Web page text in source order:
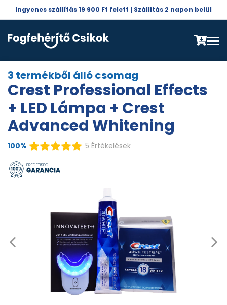
Ingyenes szállítás 19 900 Ft felett | Szállítás 2 napon belül
3 termékből álló csomag
Crest Professional Effects
+ LED Lámpa + Crest
Advanced Whitening
100% 5 Értékelések